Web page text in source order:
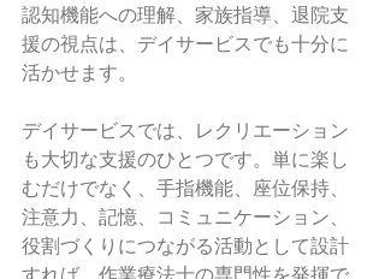
認知機能への理解、家族指導、退院支
援の視点は、デイサービスでも十分に
活かせます。
デイサービスでは、レクリエーション
も大切な支援のひとつです。単に楽し
むだけでなく、手指機能、座位保持、
注意力、記憶、コミュニケーション、
役割づくりにつながる活動として設計